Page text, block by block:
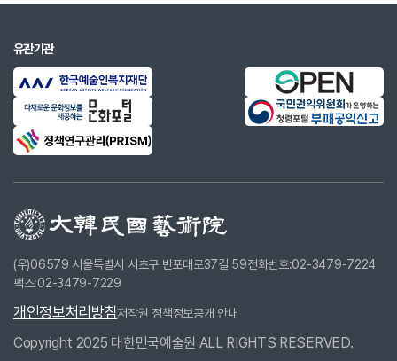
유관기관
(우)06579 서울특별시 서초구 반포대로37길 59전화번호:02-3479-7224
팩스:02-3479-7229
개인정보처리방침저작권 정책정보공개 안내
Copyright 2025 대한민국예술원 ALL RIGHTS RESERVED.